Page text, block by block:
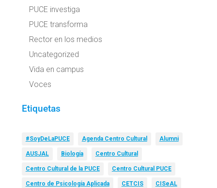
PUCE investiga
PUCE transforma
Rector en los medios
Uncategorized
Vida en campus
Voces
Etiquetas
#SoyDeLaPUCE Agenda Centro Cultural Alumni
AUSJAL Biología Centro Cultural
Centro Cultural de la PUCE Centro Cultural PUCE
Centro de Psicología Aplicada CETCIS CISeAL